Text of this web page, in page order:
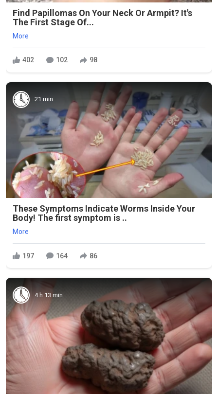
Find Papillomas On Your Neck Or Armpit? It's
The First Stage Of...
More
402 102 98
21 min
These Symptoms Indicate Worms Inside Your
Body! The first symptom is ..
More
197 164 86
4 h 13 min